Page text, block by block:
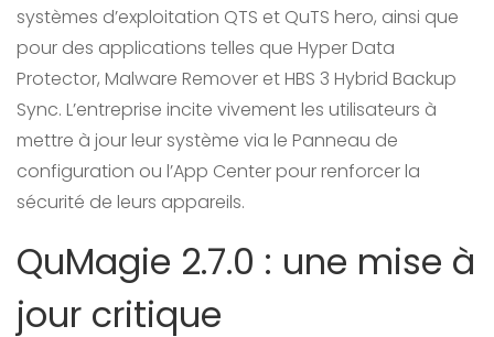
systèmes d’exploitation QTS et QuTS hero, ainsi que
pour des applications telles que Hyper Data
Protector, Malware Remover et HBS 3 Hybrid Backup
Sync. L’entreprise incite vivement les utilisateurs à
mettre à jour leur système via le Panneau de
configuration ou l’App Center pour renforcer la
sécurité de leurs appareils.
QuMagie 2.7.0 : une mise à
jour critique